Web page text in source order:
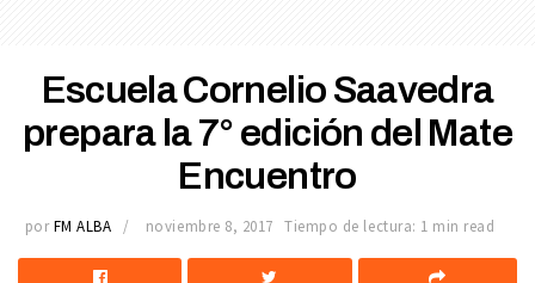
Escuela Cornelio Saavedra
prepara la 7° edición del Mate
Encuentro
por FM ALBA noviembre 8, 2017 Tiempo de lectura: 1 min read